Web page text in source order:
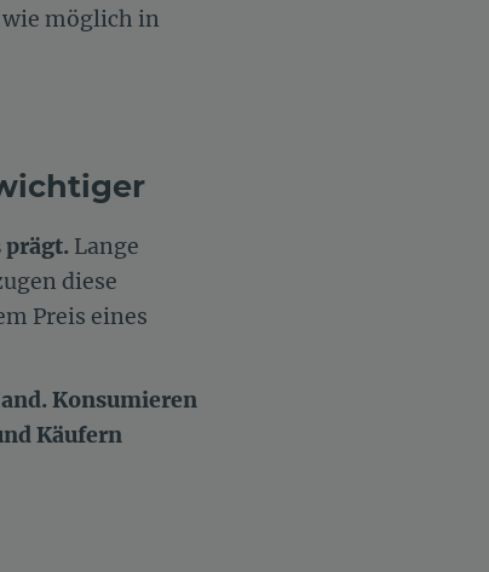
möglich in
prägt. Lange
diese
Preis eines
Konsumieren
Käufern